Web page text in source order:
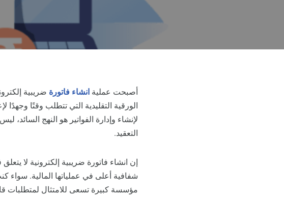
أصبحت عمليةانشاء فاتورة ضريبية
الورقية التقليدية التي تتطلب وقتًا وجهدًا
لإنشاء وإدارة الفواتير هو النهج السائد،
التعقيد.
إن انشاء فاتورة ضريبية إلكترونية لا
شفافية أعلى في عملياتها المالية.
مؤسسة كبيرة تسعى للامتثال لمتطلبات